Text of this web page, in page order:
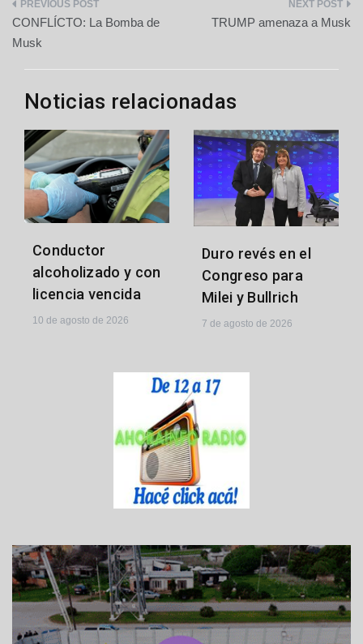
Navegación
de
entradas
CONFLÍCTO: La Bomba de
Musk
TRUMP amenaza a Musk
Noticias relacionadas
Conductor
alcoholizado y con
licencia vencida
10 de agosto de 2026
Duro revés en el
Congreso para
Milei y Bullrich
7 de agosto de 2026